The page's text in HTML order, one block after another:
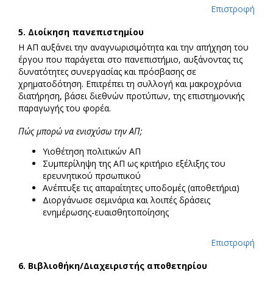
Επιστροφή
5. Διοίκηση πανεπιστημίου
Η ΑΠ αυξάνει την αναγνωρισιμότητα και την απήχηση του
έργου που παράγεται στο πανεπιστήμιο, αυξάνοντας τις
δυνατότητες συνεργασίας και πρόσβασης σε
χρηματοδότηση. Επιτρέπει τη συλλογή και μακροχρόνια
διατήρηση, βάσει διεθνών προτύπων, της επιστημονικής
παραγωγής του φορέα.
Πώς μπορώ να ενισχύσω την ΑΠ;
Υιοθέτηση πολιτικών ΑΠ
Συμπερίληψη της ΑΠ ως κριτήριο εξέλιξης του
ερευνητικού πρσωπικού
Ανέπτυξε τις απαραίτητες υποδομές (αποθετήρια)
Διοργάνωσε σεμινάρια και λοιπές δράσεις
ενημέρωσης-ευαισθητοποίησης
Επιστροφή
6. Βιβλιοθήκη/Διαχειριστής αποθετηρίου